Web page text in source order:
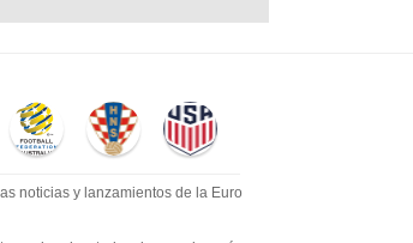
noticias y lanzamientos de la Euro